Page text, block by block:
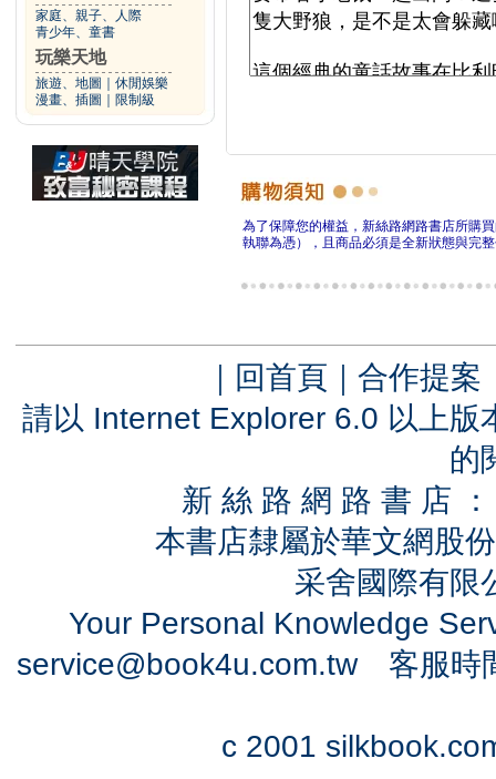
家庭、親子、人際
青少年、童書
玩樂天地
旅遊、地圖
休閒娛樂
漫畫、插圖
限制級
為了保障您的權益，新絲路網路書店所購
執聯為憑），且商品必須是全新狀態與完
｜ 回首頁 ｜ 合作提案
請以 Internet Explorer 6.0 以上
的
新 絲 路 網 路 書 店
本書店隸屬於華文網股
采舍國際有
Your Personal Knowledge
service@book4u.com.tw客服時
c 2001